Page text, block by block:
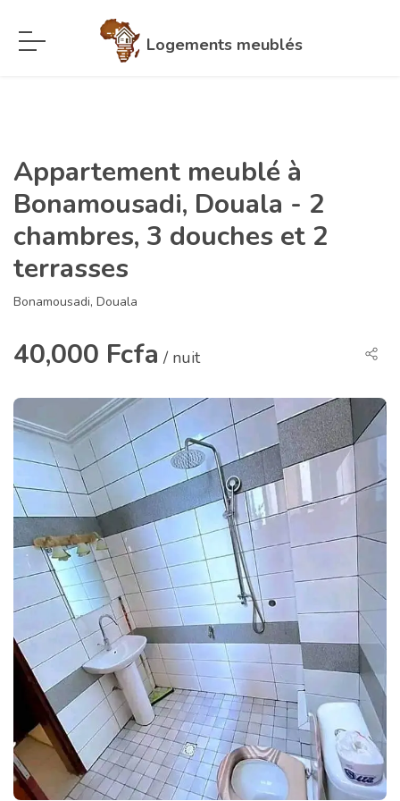
Logements meublés
Appartement meublé à
Bonamousadi, Douala - 2
chambres, 3 douches et 2
terrasses
Bonamousadi, Douala
40,000 Fcfa / nuit